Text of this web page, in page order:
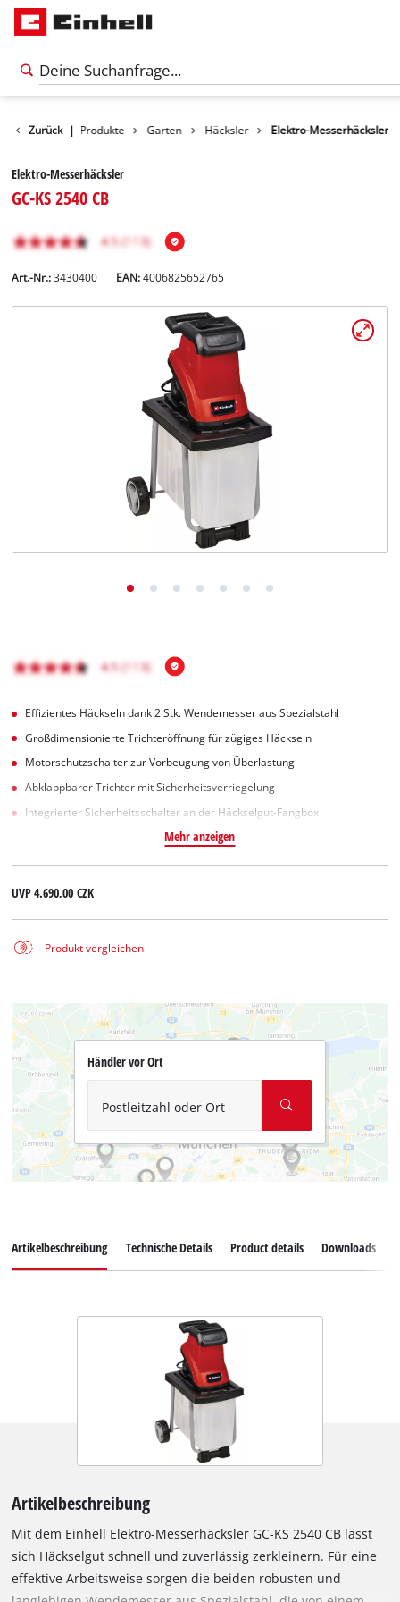
Zurück | Produkte Garten Häcksler Elektro-Messerhäcksler
Elektro-Messerhäcksler
GC-KS 2540 CB
Art.-Nr.: 3430400 EAN:4006825652765
Effizientes Häckseln dank 2 Stk. Wendemesser aus Spezialstahl
Großdimensionierte Trichteröffnung für zügiges Häckseln
Motorschutzschalter zur Vorbeugung von Überlastung
Abklappbarer Trichter mit Sicherheitsverriegelung
Integrierter Sicherheitsschalter an der Häckselgut-Fangbox
Mehr anzeigen
UVP4.690,00 CZK
Produkt vergleichen
Händler vor Ort
Postleitzahl oder Ort
Artikelbeschreibung Technische Details Product details Downloads
Artikelbeschreibung
Mit dem Einhell Elektro-Messerhäcksler GC-KS 2540 CB lässt
sich Häckselgut schnell und zuverlässig zerkleinern. Für eine
effektive Arbeitsweise sorgen die beiden robusten und